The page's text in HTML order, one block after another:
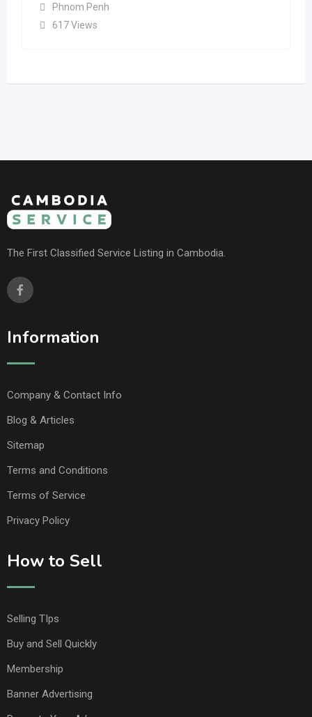
Phnom Penh
617 Views
The First Classified Service Listing in Cambodia.
Information
Company & Contact Info
Blog & Articles
Sitemap
Terms and Conditions
Terms of Service
Privacy Policy
How to Sell
Selling TIps
Buy and Sell Quickly
Membership
Banner Advertising